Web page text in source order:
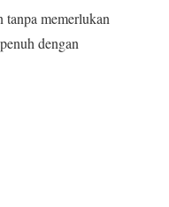
tanpa memerlukan
dengan